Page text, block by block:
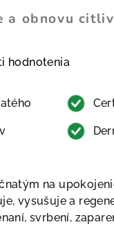
a obnovu
je 5,0 z 5
hodnotenia
na
vysušuje a
svrbení,